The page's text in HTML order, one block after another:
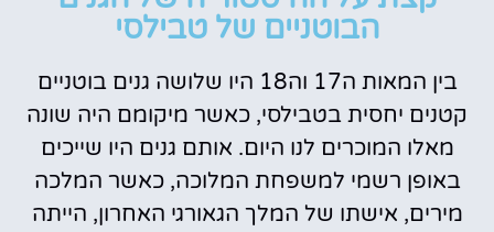
הבוטניים של טבילסי
בין המאות ה17 וה18 היו שלושה גנים בוטניים
קטנים יחסית בטבילסי, כאשר מיקומם היה שונה
מאלו המוכרים לנו היום. אותם גנים היו שייכים
באופן רשמי למשפחת המלוכה, כאשר המלכה
מירים, אישתו של המלך הגאורגי האחרון, הייתה